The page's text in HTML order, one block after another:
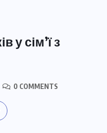
у сім’ї з
0 COMMENTS